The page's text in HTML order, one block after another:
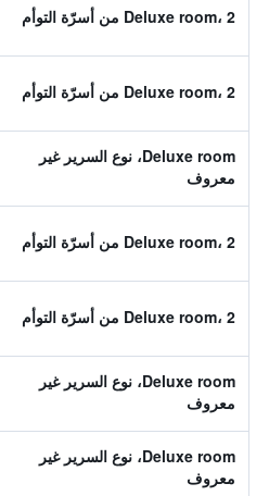
Deluxe room، 2 من أسرّة التوأم
Deluxe room، 2 من أسرّة التوأم
Deluxe room، نوع السرير غير
معروف
Deluxe room، 2 من أسرّة التوأم
Deluxe room، 2 من أسرّة التوأم
Deluxe room، نوع السرير غير
معروف
Deluxe room، نوع السرير غير
معروف